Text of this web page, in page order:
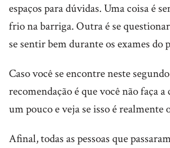
espaços para dúvidas. Uma coisa é
frio na barriga. Outra é se
se sentir bem durante os exames do
Caso você se encontre neste
recomendação é que você não faça
um pouco e veja se isso é realmente
Afinal, todas as pessoas que